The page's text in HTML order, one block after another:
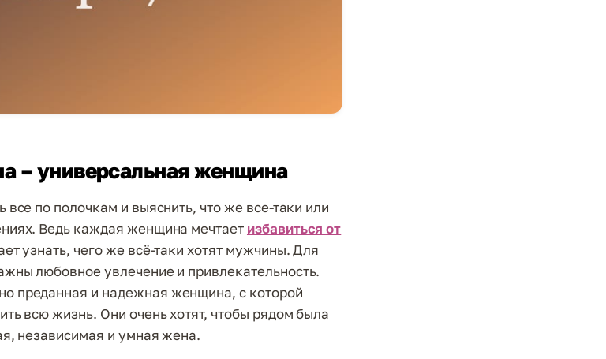
– универсальная женщина
по полочкам и выяснить, что же все-таки или
Ведь каждая женщина мечтает избавиться от
узнать, чего же всё-таки хотят мужчины. Для
любовное увлечение и привлекательность.
преданная и надежная женщина, с которой
всю жизнь. Они очень хотят, чтобы рядом была
независимая и умная жена.